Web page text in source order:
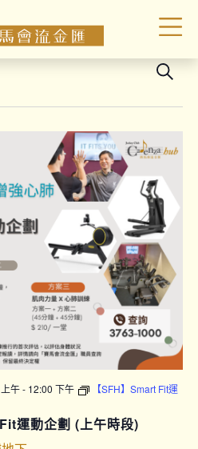
Search
午- 12:00 下午
【SFH】Smart Fit運
運動企劃 (上午時段)